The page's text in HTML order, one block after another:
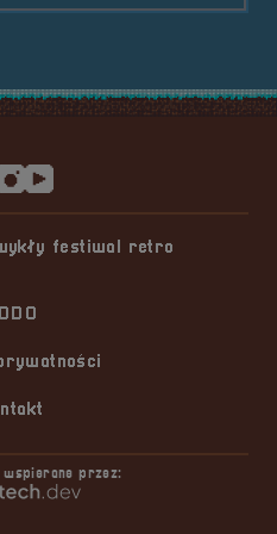
festiwal retro
przez: